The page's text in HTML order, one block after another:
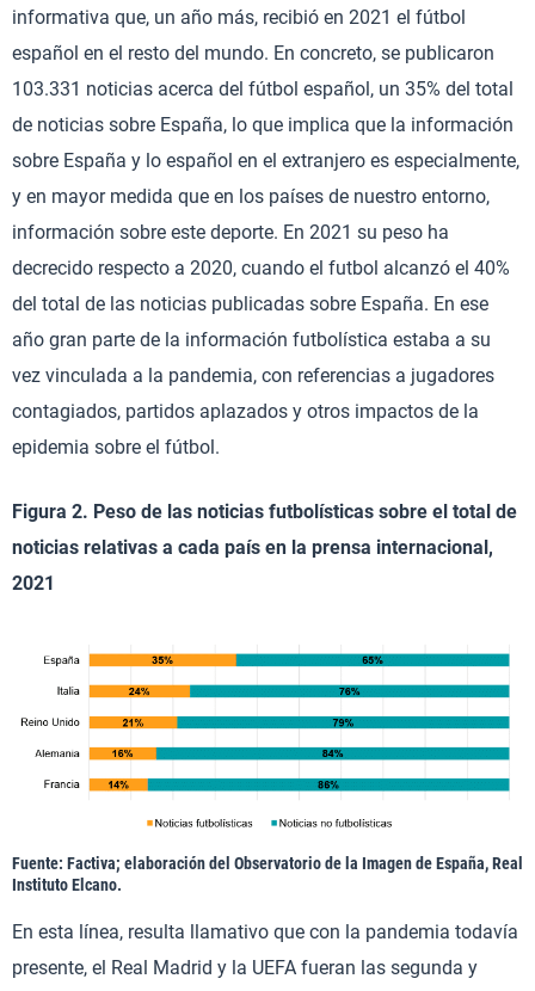
informativa que, un año más, recibió en 2021 el fútbol
español en el resto del mundo. En concreto, se publicaron
103.331 noticias acerca del fútbol español, un 35% del total
de noticias sobre España, lo que implica que la información
sobre España y lo español en el extranjero es especialmente,
y en mayor medida que en los países de nuestro entorno,
información sobre este deporte. En 2021 su peso ha
decrecido respecto a 2020, cuando el futbol alcanzó el 40%
del total de las noticias publicadas sobre España. En ese
año gran parte de la información futbolística estaba a su
vez vinculada a la pandemia, con referencias a jugadores
contagiados, partidos aplazados y otros impactos de la
epidemia sobre el fútbol.
Figura 2. Peso de las noticias futbolísticas sobre el total de
noticias relativas a cada país en la prensa internacional,
2021
Fuente: Factiva; elaboración del Observatorio de la Imagen de España, Real
Instituto Elcano.
En esta línea, resulta llamativo que con la pandemia todavía
presente, el Real Madrid y la UEFA fueran las segunda y